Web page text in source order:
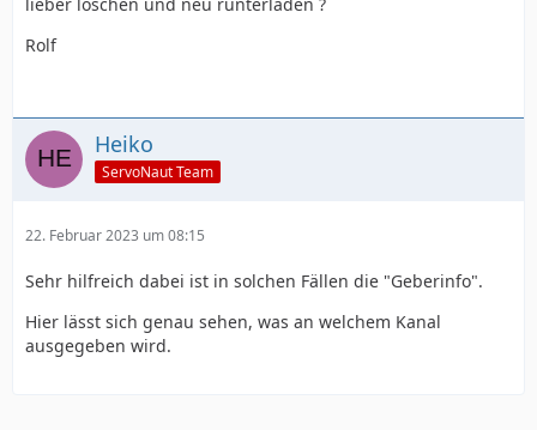
Rolf
Heiko
ServoNaut Team
22. Februar 2023 um 08:15
Sehr hilfreich dabei ist in solchen Fällen die "Geberinfo".
Hier lässt sich genau sehen, was an welchem Kanal
ausgegeben wird.